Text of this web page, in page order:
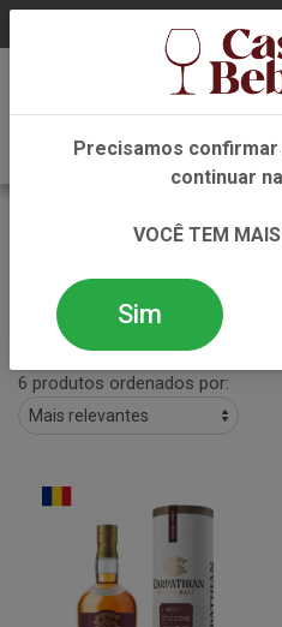
Busca por Carpathian
Filtros
6 produtos ordenados por:
Precisamos confirmar
continuar
VOCÊ TEM
Sim